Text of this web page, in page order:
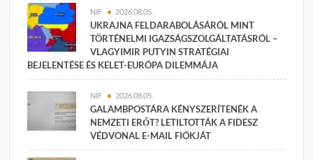
NIF 2026.08.05.
UKRAJNA FELDARABOLÁSÁRÓL MINT
TÖRTÉNELMI IGAZSÁGSZOLGÁLTATÁSRÓL –
VLAGYIMIR PUTYIN STRATÉGIAI
BEJELENTÉSE ÉS KELET-EURÓPA DILEMMÁJA
NIF 2026.08.05.
GALAMBPOSTÁRA KÉNYSZERÍTENÉK A
NEMZETI ERŐT? LETILTOTTÁK A FIDESZ
VÉDVONAL E-MAIL FIÓKJÁT